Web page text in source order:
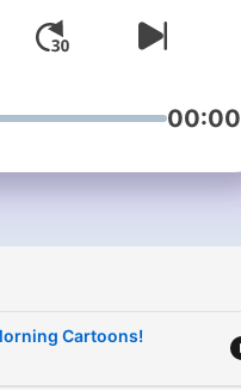
00:00
Cartoons!